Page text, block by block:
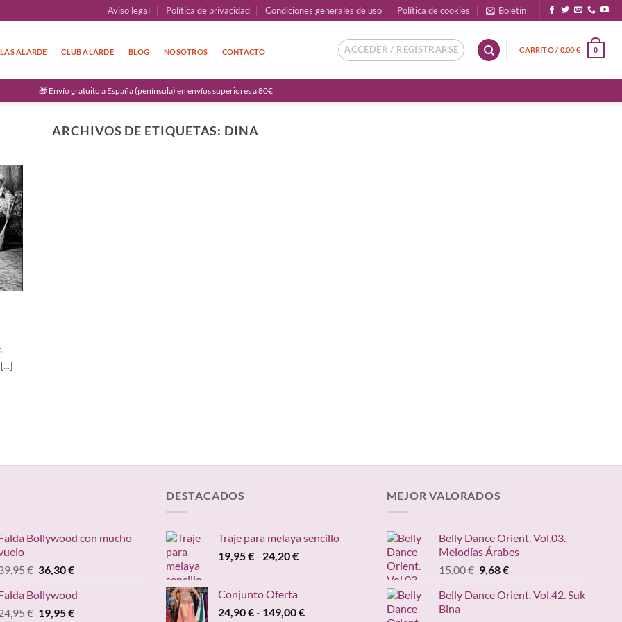
Aviso legal Política de privacidad Condiciones generales de uso Política de cookies Boletín
ALARDE CLUB ALARDE BLOG NOSOTROS CONTACTO ACCEDER / REGISTRARSE CARRITO /0,00 € 0
🎁 Envío gratuito a España (península) en envíos superiores a 80€
ARCHIVOS DE ETIQUETAS: DINA
Bollywood con mucho
€ El
original
era:
36,30€El
actual
es:
Bollywood
€ El
19,95€El
DESTACADOS
Traje para melaya sencillo
19,95€- 24,20€Rango
19,95 €
Conjunto Oferta
24,90€- 149,00€Rango
MEJOR VALORADOS
Belly Dance Orient. Vol.03.
Melodías Árabes
15,00€ El
original
9,68€El
actual
Belly Dance Orient. Vol.42. Suk
Bina